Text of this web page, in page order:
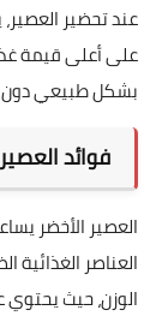
عند تحضير
على أعلى قيمة
بشكل طبيعي
فوائد
العصير الأخضر
العناصر الغذائية
الوزن، حيث